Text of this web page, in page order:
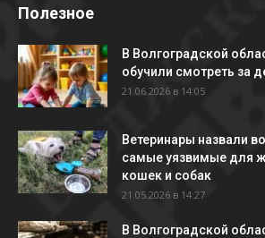
Полезное
В Волгоградской
обучили смотреть за
21.06.2026 в 14:05
Ветеринары назвали
самые уязвимые для
кошек и собак
21.05.2026 в 14:27
В Волгоградской